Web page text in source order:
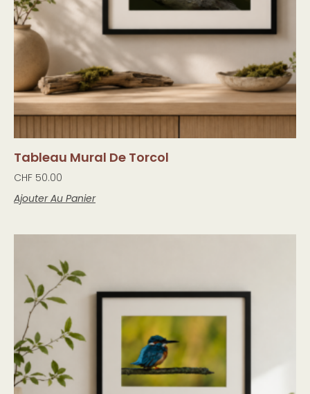
Tableau Mural De Torcol
CHF 50.00
Ajouter Au Panier